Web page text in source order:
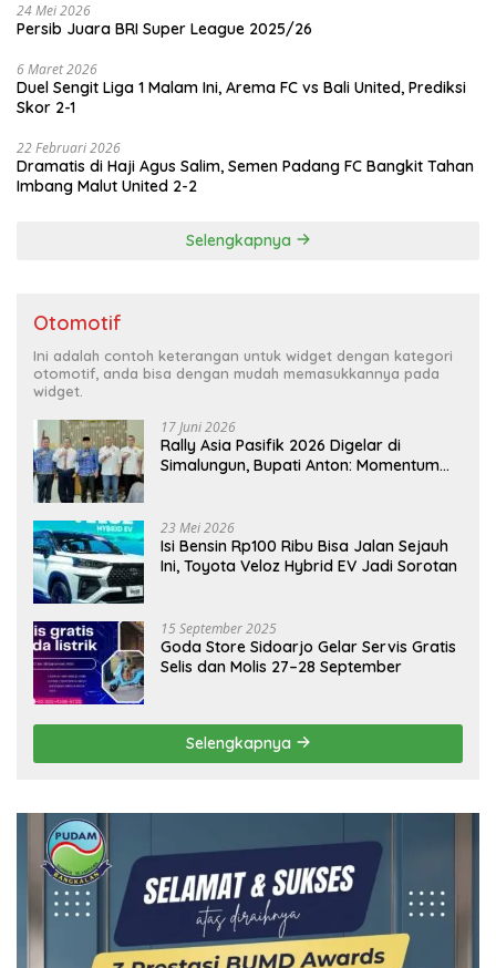
24 Mei 2026
Persib Juara BRI Super League 2025/26
6 Maret 2026
Duel Sengit Liga 1 Malam Ini, Arema FC vs Bali United, Prediksi
Skor 2-1
22 Februari 2026
Dramatis di Haji Agus Salim, Semen Padang FC Bangkit Tahan
Imbang Malut United 2-2
Selengkapnya
Otomotif
Ini adalah contoh keterangan untuk widget dengan kategori
otomotif, anda bisa dengan mudah memasukkannya pada
widget.
17 Juni 2026
Rally Asia Pasifik 2026 Digelar di
Simalungun, Bupati Anton: Momentum
23 Mei 2026
Isi Bensin Rp100 Ribu Bisa Jalan Sejauh
Ini, Toyota Veloz Hybrid EV Jadi Sorotan
15 September 2025
Goda Store Sidoarjo Gelar Servis Gratis
Selis dan Molis 27–28 September
Selengkapnya